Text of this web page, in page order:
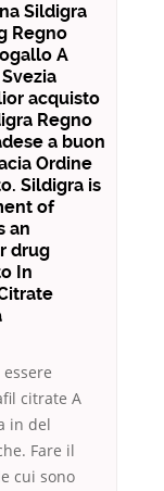
Sildigra
Regno
A
acquisto
Regno
a buon
Ordine
Sildigra is
of
an
drug
In
citrate A
in del
Fare il
cui sono